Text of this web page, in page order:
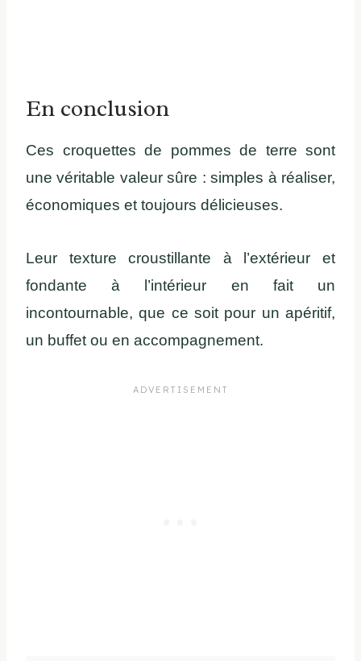
En conclusion
Ces croquettes de pommes de terre sont
une véritable valeur sûre : simples à réaliser,
économiques et toujours délicieuses.
Leur texture croustillante à l’extérieur et
fondante à l’intérieur en fait un
incontournable, que ce soit pour un apéritif,
un buffet ou en accompagnement.